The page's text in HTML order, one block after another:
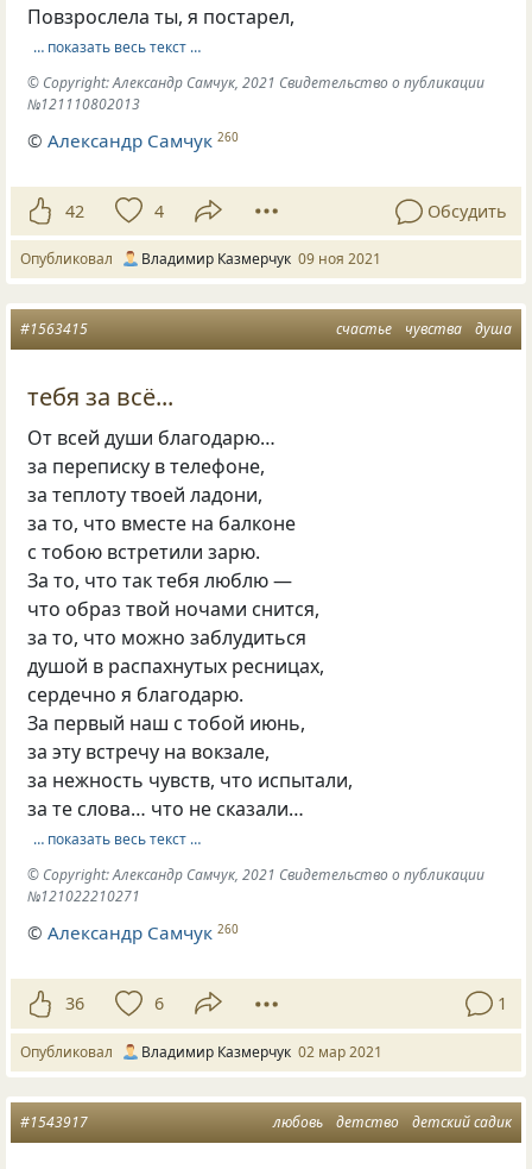
Повзрослела ты, я постарел,
… показать весь текст …
© Copyright: Александр Самчук, 2021 Свидетельство о публикации
№121110802013
©Александр Самчук 260
42 4 Обсудить
Опубликовал Владимир Казмерчук 09 ноя 2021
счастье чувства душа
#1563415
тебя за всё...
От всей души благодарю…
за переписку в телефоне,
за теплоту твоей ладони,
за то, что вместе на балконе
с тобою встретили зарю.
За то, что так тебя люблю —
что образ твой ночами снится,
за то, что можно заблудиться
душой в распахнутых ресницах,
сердечно я благодарю.
За первый наш с тобой июнь,
за эту встречу на вокзале,
за нежность чувств, что испытали,
за те слова… что не сказали…
… показать весь текст …
© Copyright: Александр Самчук, 2021 Свидетельство о публикации
№121022210271
©Александр Самчук 260
36 6 1
Опубликовал Владимир Казмерчук 02 мар 2021
любовь детство детский садик
#1543917